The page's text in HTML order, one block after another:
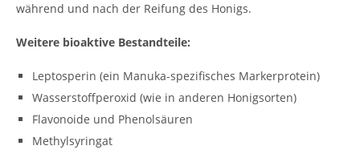
während und nach der Reifung des Honigs.
Weitere bioaktive Bestandteile:
Leptosperin (ein Manuka-spezifisches Markerprotein)
Wasserstoffperoxid (wie in anderen Honigsorten)
Flavonoide und Phenolsäuren
Methylsyringat